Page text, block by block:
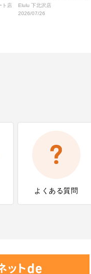
ト店
ルへ！
Elulu 下北沢店
2026/07/26
よくある質問